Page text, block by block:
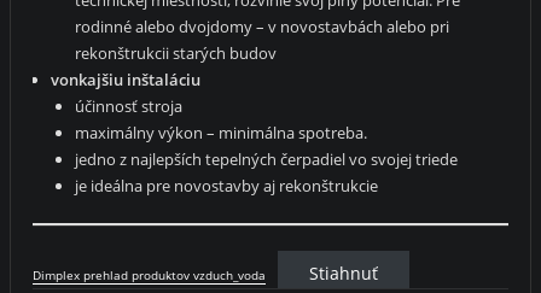
rodinné alebo dvojdomy – v novostavbách alebo pri
rekonštrukcii starých budov
vonkajšiu inštaláciu
účinnosť stroja
maximálny výkon – minimálna spotreba.
jedno z najlepších tepelných čerpadiel vo svojej triede
je ideálna pre novostavby aj rekonštrukcie
Dimplex prehlad produktov vzduch_voda Stiahnuť